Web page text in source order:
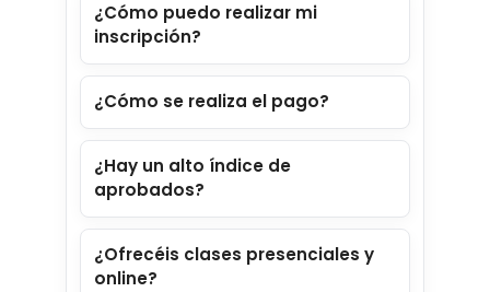
¿Cómo puedo realizar mi
inscripción?
¿Cómo se realiza el pago?
¿Hay un alto índice de
aprobados?
¿Ofrecéis clases presenciales y
online?